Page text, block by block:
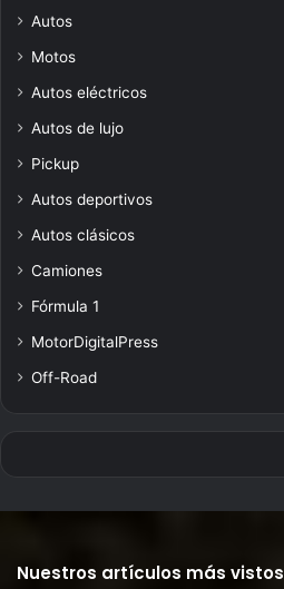
Autos
Motos
Autos eléctricos
Autos de lujo
Pickup
Autos deportivos
Autos clásicos
Camiones
Fórmula 1
MotorDigitalPress
Off-Road
Nuestros artículos más vistos